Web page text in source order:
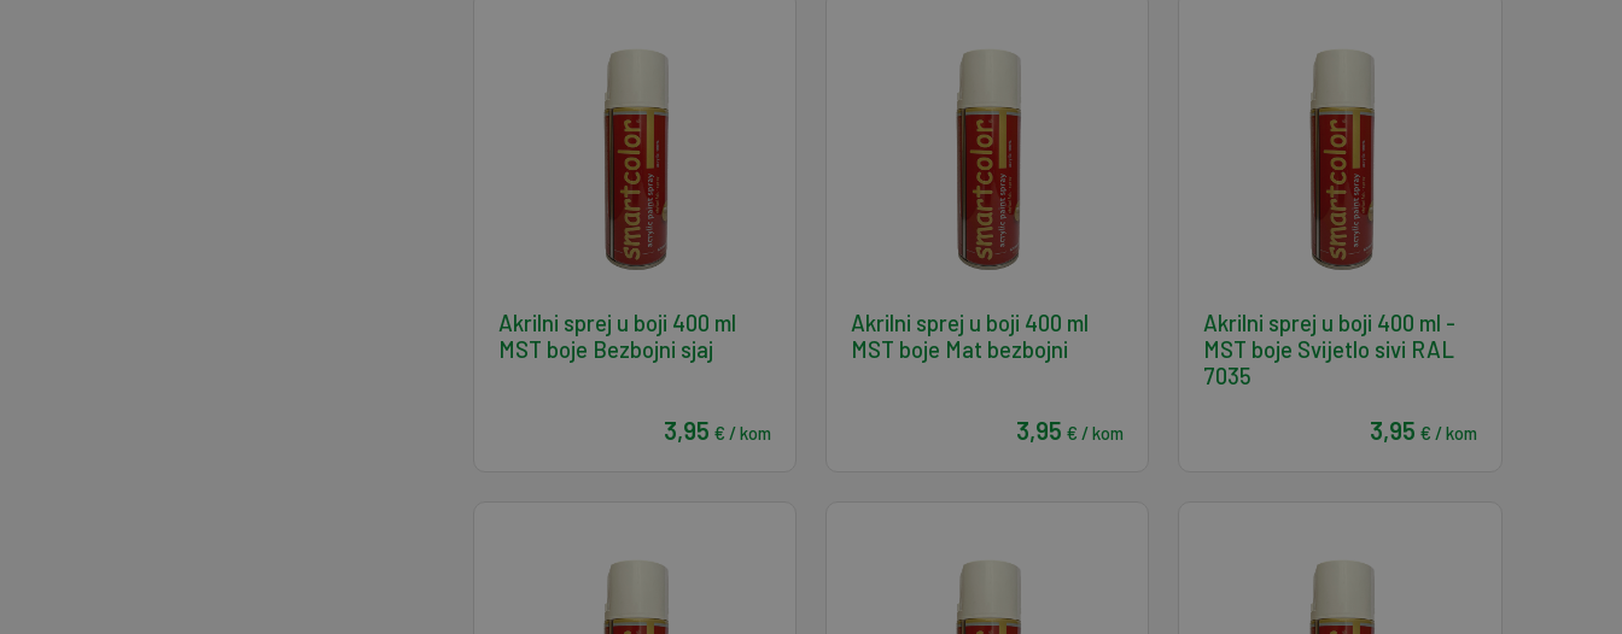
Akrilni sprej u boji 400 ml
MST boje Bezbojni sjaj
3,95 € / kom
Akrilni sprej u boji 400 ml
MST boje Mat bezbojni
3,95€ / kom
Akrilni sprej u boji 400 ml -
MST boje Svijetlo sivi RAL
7035
3,95 € / kom